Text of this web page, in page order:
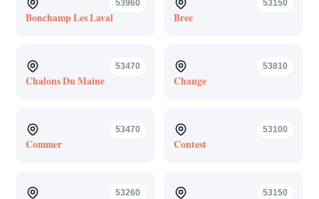
53960
Bonchamp Les Laval
53150
Bree
53470
Chalons Du Maine
53810
Change
53470
Commer
53100
Contest
53260 53150